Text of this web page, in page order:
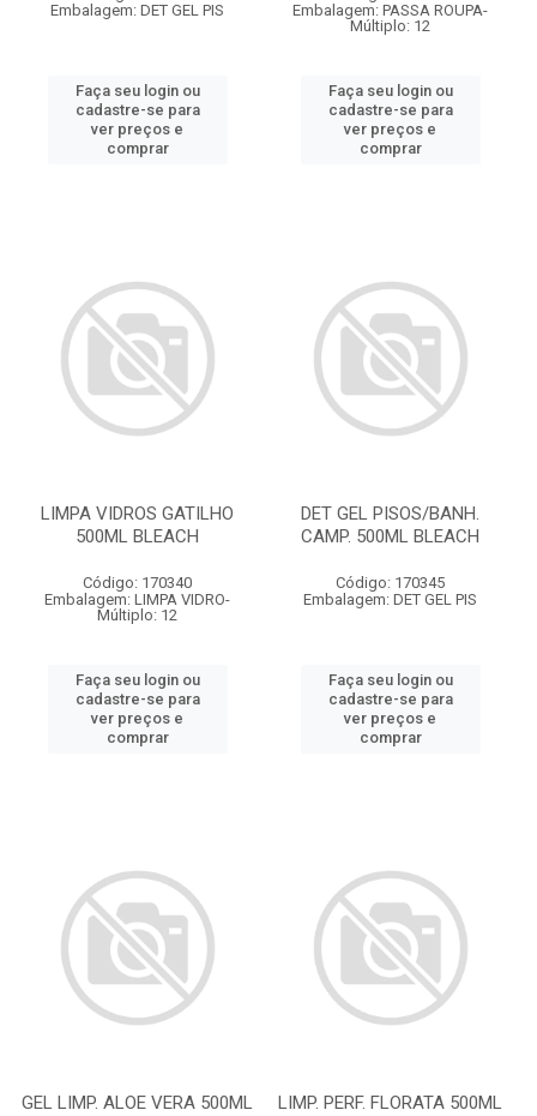
Embalagem: DET GEL PIS
Faça seu login ou
cadastre-se para
ver preços e
comprar
Embalagem: PASSA ROUPA-
Múltiplo: 12
Faça seu login ou
cadastre-se para
ver preços e
comprar
LIMPA VIDROS GATILHO
500ML BLEACH
Código: 170340
Embalagem: LIMPA VIDRO-
Múltiplo: 12
Faça seu login ou
cadastre-se para
ver preços e
comprar
DET GEL PISOS/BANH.
CAMP. 500ML BLEACH
Código: 170345
Embalagem: DET GEL PIS
Faça seu login ou
cadastre-se para
ver preços e
comprar
GEL LIMP. ALOE VERA 500ML
LIMP. PERF. FLORATA 500ML